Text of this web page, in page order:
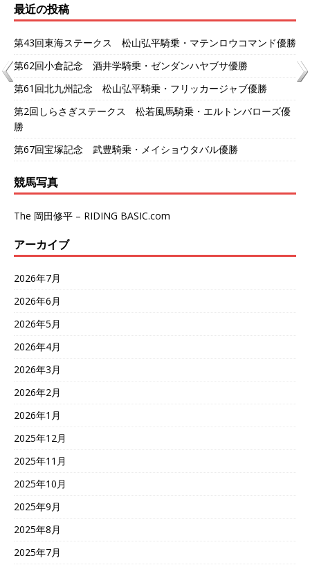
最近の投稿
第43回東海ステークス 松山弘平騎乗・マテンロウコマンド優勝
第62回小倉記念 酒井学騎乗・ゼンダンハヤブサ優勝
第61回北九州記念 松山弘平騎乗・フリッカージャブ優勝
第2回しらさぎステークス 松若風馬騎乗・エルトンバローズ優
勝
第67回宝塚記念 武豊騎乗・メイショウタバル優勝
競馬写真
The 岡田修平 – RIDING BASIC.com
アーカイブ
2026年7月
2026年6月
2026年5月
2026年4月
2026年3月
2026年2月
2026年1月
2025年12月
2025年11月
2025年10月
2025年9月
2025年8月
2025年7月